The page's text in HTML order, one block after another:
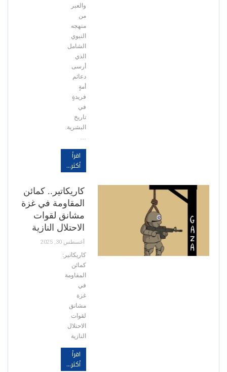
والعبر
من
منهجه
النبوي
الشامل
الذي
أرسى
دعائم
أمةٍ
فريدةٍ
في
تاريخ
البشرية.
اقرأ
أكثر...
كاريكاتير.. كمائن
المقاومة في غزة
مشانق لقوات
الاحتلال النازية
أغسطس 30, 2025
كاريكاتير:
كمائن
المقاومة
في
غزة
مشانق
لقوات
الاحتلال
النازية
اقرأ
أكثر...